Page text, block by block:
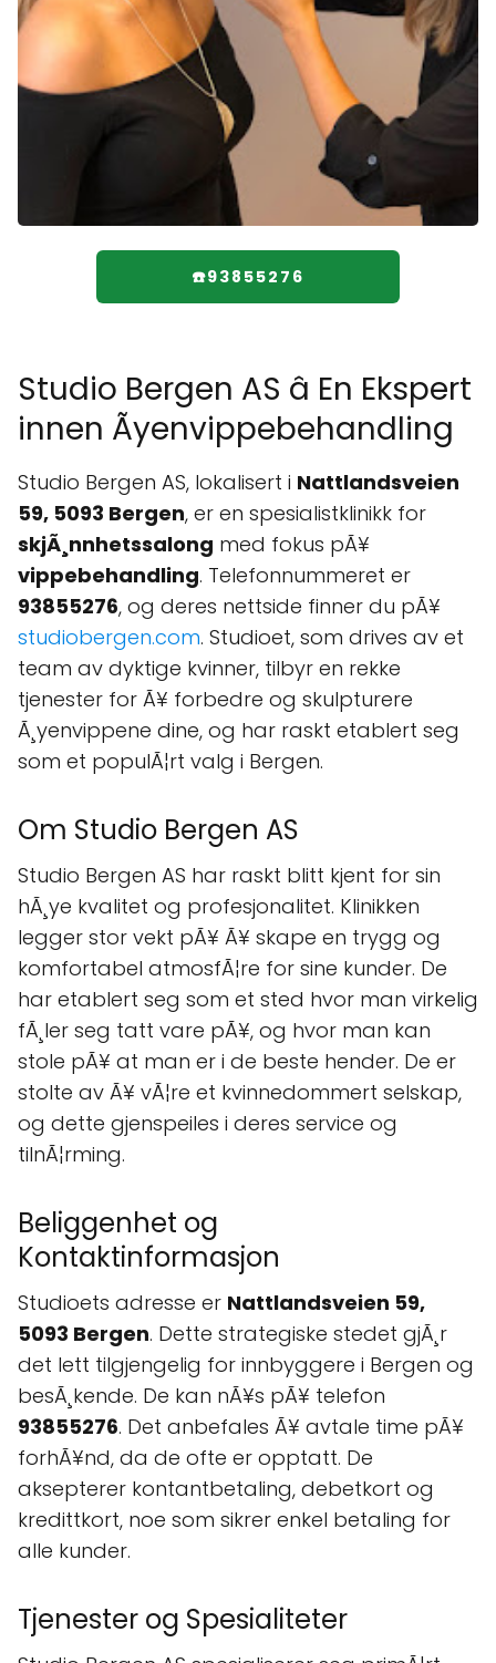
☎️93855276
Studio Bergen AS â En Ekspert
innen Ãyenvippebehandling
Studio Bergen AS, lokalisert i Nattlandsveien
59, 5093 Bergen, er en spesialistklinikk for
skjÃ¸nnhetssalong med fokus pÃ¥
vippebehandling. Telefonnummeret er
93855276, og deres nettside finner du pÃ¥
studiobergen.com. Studioet, som drives av et
team av dyktige kvinner, tilbyr en rekke
tjenester for Ã¥ forbedre og skulpturere
Ã¸yenvippene dine, og har raskt etablert seg
som et populÃ¦rt valg i Bergen.
Om Studio Bergen AS
Studio Bergen AS har raskt blitt kjent for sin
hÃ¸ye kvalitet og profesjonalitet. Klinikken
legger stor vekt pÃ¥ Ã¥ skape en trygg og
komfortabel atmosfÃ¦re for sine kunder. De
har etablert seg som et sted hvor man virkelig
fÃ¸ler seg tatt vare pÃ¥, og hvor man kan
stole pÃ¥ at man er i de beste hender. De er
stolte av Ã¥ vÃ¦re et kvinnedommert selskap,
og dette gjenspeiles i deres service og
tilnÃ¦rming.
Beliggenhet og
Kontaktinformasjon
Studioets adresse er Nattlandsveien 59,
5093 Bergen. Dette strategiske stedet gjÃ¸r
det lett tilgjengelig for innbyggere i Bergen og
besÃ¸kende. De kan nÃ¥s pÃ¥ telefon
93855276. Det anbefales Ã¥ avtale time pÃ¥
forhÃ¥nd, da de ofte er opptatt. De
aksepterer kontantbetaling, debetkort og
kredittkort, noe som sikrer enkel betaling for
alle kunder.
Tjenester og Spesialiteter